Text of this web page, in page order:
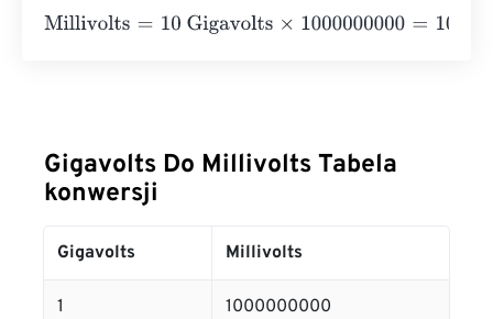
Millivolts=10 Gigavolts×1000000000=10000000000
Gigavolts Do Millivolts Tabela
konwersji
Gigavolts Millivolts
1 1000000000